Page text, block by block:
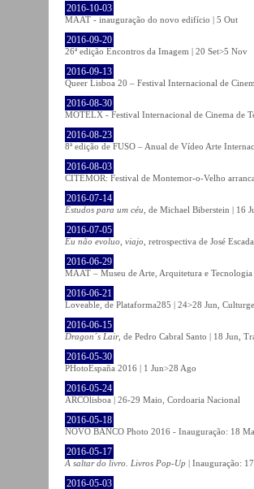
2016-10-03
MAAT - inauguração do novo edifício | 5 Out
2016-09-20
26ª edição Encontros da Imagem | 20 Set>5 Nov
2016-09-13
Queer Lisboa 20 – Festival Internacional de
2016-08-30
MOTELX - Festival Internacional de Cinema de
2016-08-23
8ª edição de FUSO – Anual de Vídeo Arte
2016-08-03
CITEMOR: Festival de Montemor-o-Velho
2016-07-14
Estudos para um céu , de Michael Biberstein | 16
2016-07-05
Eu não evoluo, viajo , retrospectiva de José
2016-06-29
MAAT – Museu de Arte, Arquitetura e
2016-06-21
Loveable, de Plataforma285 | 24>28 Jun,
2016-06-15
Dragon´s Lair, de Pedro Cabral Santo | 18 Jun,
2016-05-30
PHotoEspaña 2016 | 1 Jun>28 Ago
2016-05-24
ARCOlisboa | 26-29 Maio, Cordoaria Nacional
2016-05-18
NOVO BANCO Photo 2016 - Inauguração: 18
2016-05-17
A saltar do livro. Livros Pop-Up | Inauguração:
2016-05-03